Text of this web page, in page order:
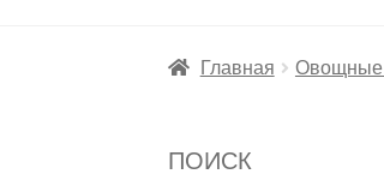
Главная Овощные
ПОИСК